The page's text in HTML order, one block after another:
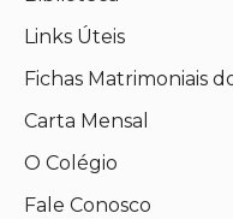
Links Úteis
Fichas Matrimoniais
Carta Mensal
O Colégio
Fale Conosco